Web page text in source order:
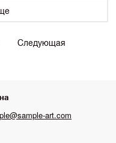
Следующая
art.com